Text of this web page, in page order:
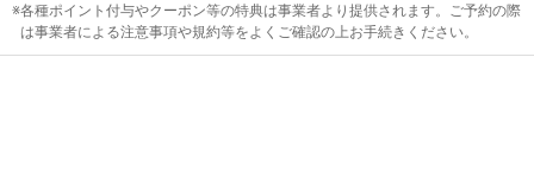
各種ポイント付与やクーポン等の特典は事業者より提供されます。ご予約の際
は事業者による注意事項や規約等をよくご確認の上お手続きください。